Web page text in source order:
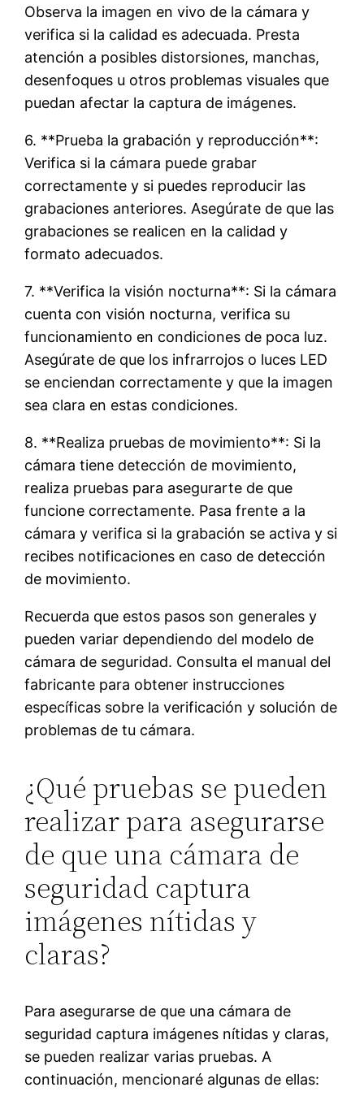
Observa la imagen en vivo de la cámara y
verifica si la calidad es adecuada. Presta
atención a posibles distorsiones, manchas,
desenfoques u otros problemas visuales que
puedan afectar la captura de imágenes.
6. **Prueba la grabación y reproducción**:
Verifica si la cámara puede grabar
correctamente y si puedes reproducir las
grabaciones anteriores. Asegúrate de que las
grabaciones se realicen en la calidad y
formato adecuados.
7. **Verifica la visión nocturna**: Si la cámara
cuenta con visión nocturna, verifica su
funcionamiento en condiciones de poca luz.
Asegúrate de que los infrarrojos o luces LED
se enciendan correctamente y que la imagen
sea clara en estas condiciones.
8. **Realiza pruebas de movimiento**: Si la
cámara tiene detección de movimiento,
realiza pruebas para asegurarte de que
funcione correctamente. Pasa frente a la
cámara y verifica si la grabación se activa y si
recibes notificaciones en caso de detección
de movimiento.
Recuerda que estos pasos son generales y
pueden variar dependiendo del modelo de
cámara de seguridad. Consulta el manual del
fabricante para obtener instrucciones
específicas sobre la verificación y solución de
problemas de tu cámara.
¿Qué pruebas se pueden
realizar para asegurarse
de que una cámara de
seguridad captura
imágenes nítidas y
claras?
Para asegurarse de que una cámara de
seguridad captura imágenes nítidas y claras,
se pueden realizar varias pruebas. A
continuación, mencionaré algunas de ellas: